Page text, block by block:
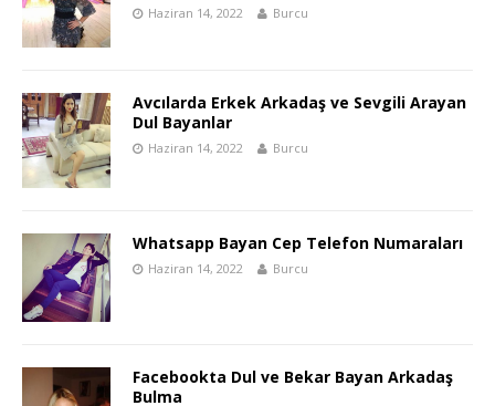
Haziran 14, 2022 Burcu
Avcılarda Erkek Arkadaş ve Sevgili Arayan
Dul Bayanlar
Haziran 14, 2022 Burcu
Whatsapp Bayan Cep Telefon Numaraları
Haziran 14, 2022 Burcu
Facebookta Dul ve Bekar Bayan Arkadaş
Bulma